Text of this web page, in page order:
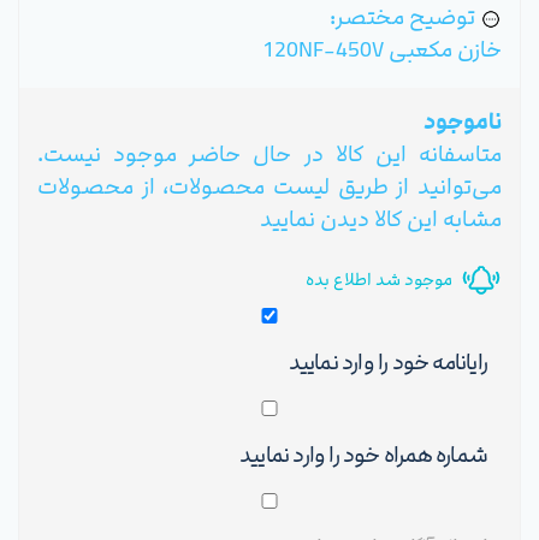
توضیح مختصر:
خازن مکعبی 120NF-450V
ناموجود
متاسفانه این کالا در حال حاضر موجود نیست.
می‌توانید از طریق لیست محصولات، از محصولات
مشابه این کالا دیدن نمایید
موجود شد اطلاع بده